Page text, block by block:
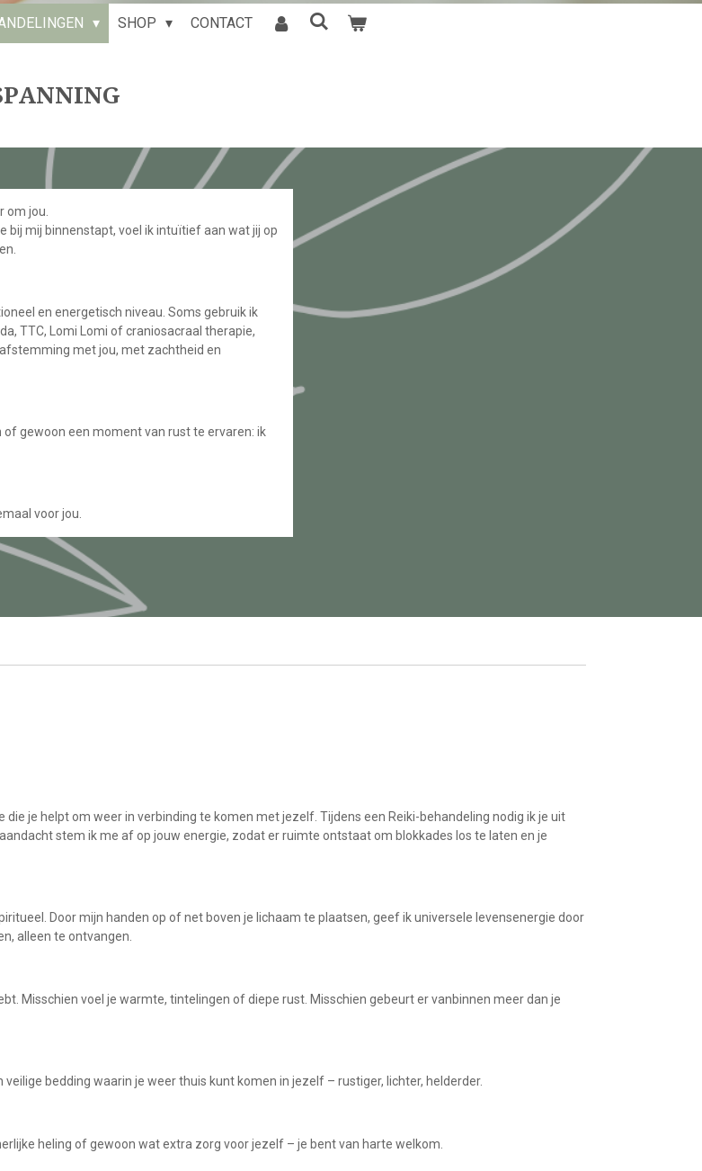
SHOP CONTACT
om jou.
bij mij binnenstapt, voel ik intuïtief aan wat jij op
en energetisch niveau. Soms gebruik ik
TTC, Lomi Lomi of craniosacraal therapie,
met jou, met zachtheid en
gewoon een moment van rust te ervaren: ik
voor jou.
je helpt om weer in verbinding te komen met jezelf. Tijdens een Reiki-behandeling nodig ik je uit
aandacht stem ik me af op jouw energie, zodat er ruimte ontstaat om blokkades los te laten en je
Door mijn handen op of net boven je lichaam te plaatsen, geef ik universele levensenergie door
alleen te ontvangen.
Misschien voel je warmte, tintelingen of diepe rust. Misschien gebeurt er vanbinnen meer dan je
bedding waarin je weer thuis kunt komen in jezelf – rustiger, lichter, helderder.
heling of gewoon wat extra zorg voor jezelf – je bent van harte welkom.